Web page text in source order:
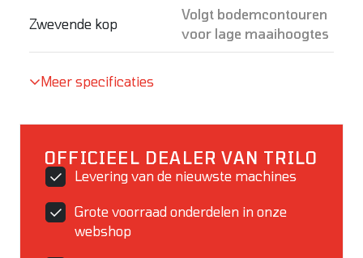
Zwevende kop
Volgt bodemcontouren
voor lage maaihoogtes
Meer specificaties
OFFICIEEL DEALER VAN TRILO
Levering van de nieuwste machines
Grote voorraad onderdelen in onze
webshop